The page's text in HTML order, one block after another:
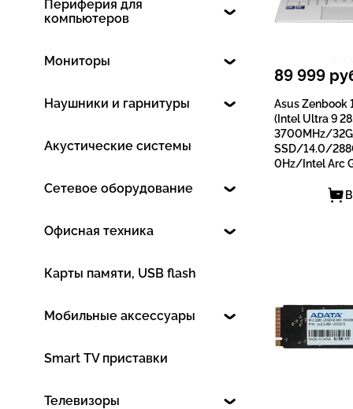
Периферия для
компьютеров
Мониторы
Наушники и гарнитуры
Акустические системы
Сетевое оборудование
Офисная техника
Карты памяти, USB flash
Мобильные аксессуары
Smart TV приставки
Телевизоры
89 999
Asus Zenbook
(Intel Ultra 9
3700MHz/
SSD/14.0/
0Hz/Intеl Arc